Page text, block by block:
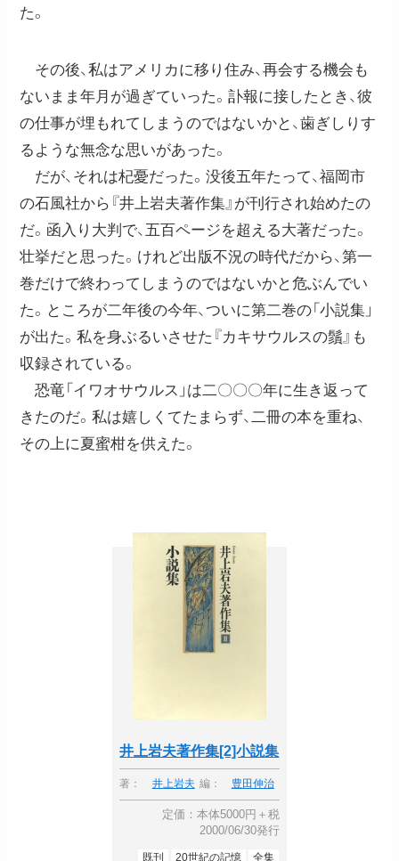
た。
その後、私はアメリカに移り住み、再会する機会も
ないまま年月が過ぎていった。訃報に接したとき、彼
の仕事が埋もれてしまうのではないかと、歯ぎしりす
るような無念な思いがあった。
だが、それは杞憂だった。没後五年たって、福岡市
の石風社から『井上岩夫著作集』が刊行され始めたの
だ。函入り大判で、五百ページを超える大著だった。
壮挙だと思った。けれど出版不況の時代だから、第一
巻だけで終わってしまうのではないかと危ぶんでい
た。ところが二年後の今年、ついに第二巻の「小説集」
が出た。私を身ぶるいさせた『カキサウルスの鬚』も
収録されている。
恐竜「イワオサウルス」は二〇〇〇年に生き返って
きたのだ。私は嬉しくてたまらず、二冊の本を重ね、
その上に夏蜜柑を供えた。
井上岩夫著作集[2]小説集
著： 井上岩夫 編： 豊田伸治
定価：本体5000円＋税
2000/06/30発行
既刊 20世紀の記憶 全集